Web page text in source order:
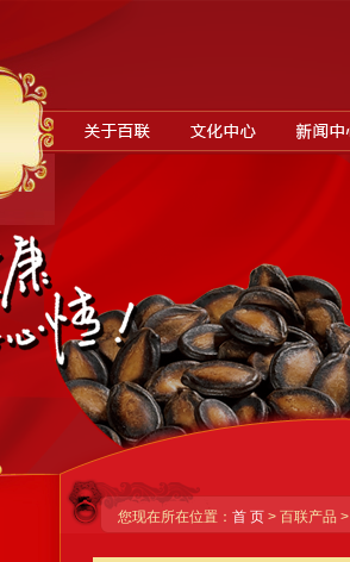
您现在所在位置： 首 页 > 百联产品